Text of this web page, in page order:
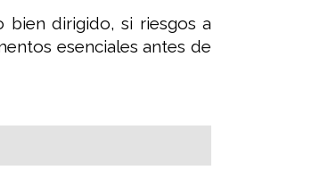
bien dirigido, si riesgos a
esenciales antes de